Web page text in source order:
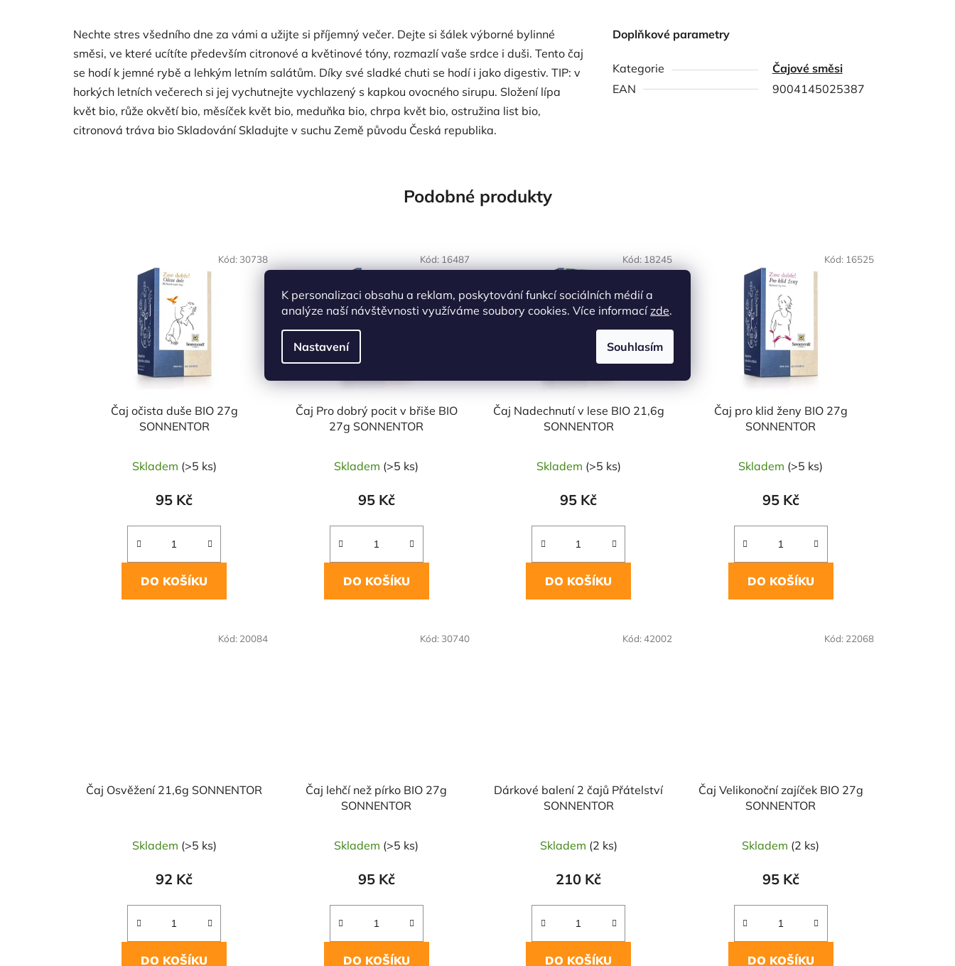
K personalizaci obsahu a reklam, poskytování funkcí sociálních médií a
analýze naší návštěvnosti využíváme soubory cookies. Více informacízde.
Nastavení Souhlasím
Nechte stres všedního dne za vámi a užijte si příjemný večer. Dejte si šálek výborné bylinné
směsi, ve které ucítíte především citronové a květinové tóny, rozmazlí vaše srdce i duši. Tento čaj
se hodí k jemné rybě a lehkým letním salátům. Díky své sladké chuti se hodí i jako digestiv. TIP: v
horkých letních večerech si jej vychutnejte vychlazený s kapkou ovocného sirupu. Složení lípa
květ bio, růže okvětí bio, měsíček květ bio, meduňka bio, chrpa květ bio, ostružina list bio,
citronová tráva bio Skladování Skladujte v suchu Země původu Česká republika.
Doplňkové parametry
Kategorie
Čajové směsi
EAN
9004145025387
Podobné produkty
Čaj očista duše BIO 27g
SONNENTOR
Skladem (>5 ks)
95 Kč
DO KOŠÍKU
Kód: 30738
Čaj Pro dobrý pocit v břiše BIO
27g SONNENTOR
Skladem (>5 ks)
95 Kč
DO KOŠÍKU
Kód: 16487
Čaj Nadechnutí v lese BIO 21,6g
SONNENTOR
Skladem (>5 ks)
95 Kč
DO KOŠÍKU
Kód: 18245
Čaj pro klid ženy BIO 27g
SONNENTOR
Skladem (>5 ks)
95 Kč
DO KOŠÍKU
Kód: 16525
Čaj Osvěžení 21,6g SONNENTOR
Skladem (>5 ks)
92 Kč
DO KOŠÍKU
Kód: 20084
Čaj lehčí než pírko BIO 27g
SONNENTOR
Skladem (>5 ks)
95 Kč
DO KOŠÍKU
Kód: 30740
Dárkové balení 2 čajů Přátelství
SONNENTOR
Skladem (2 ks)
210 Kč
DO KOŠÍKU
Kód: 42002
Čaj Velikonoční zajíček BIO 27g
SONNENTOR
Skladem (2 ks)
95 Kč
DO KOŠÍKU
Kód: 22068